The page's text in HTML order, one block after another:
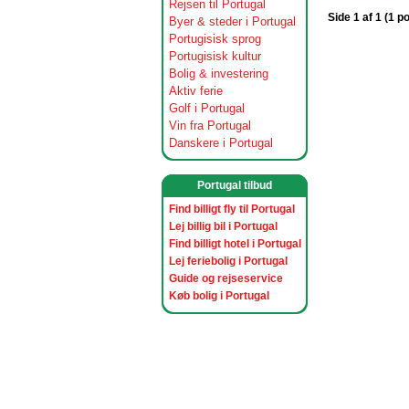
Rejsen til Portugal
Byer & steder i Portugal
Portugisisk sprog
Portugisisk kultur
Bolig & investering
Aktiv ferie
Golf i Portugal
Vin fra Portugal
Danskere i Portugal
Portugal tilbud
Find billigt fly til Portugal
Lej billig bil i Portugal
Find billigt hotel i Portugal
Lej feriebolig i Portugal
Guide og rejseservice
Køb bolig i Portugal
Side 1 af 1 (1